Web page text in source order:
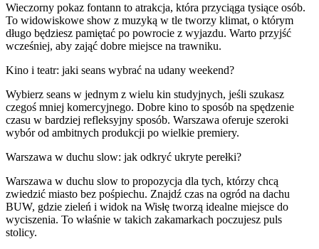
Wieczorny pokaz fontann to atrakcja, która przyciąga tysiące osób.
To widowiskowe show z muzyką w tle tworzy klimat, o którym
długo będziesz pamiętać po powrocie z wyjazdu. Warto przyjść
wcześniej, aby zająć dobre miejsce na trawniku.
Kino i teatr: jaki seans wybrać na udany weekend?
Wybierz seans w jednym z wielu kin studyjnych, jeśli szukasz
czegoś mniej komercyjnego. Dobre kino to sposób na spędzenie
czasu w bardziej refleksyjny sposób. Warszawa oferuje szeroki
wybór od ambitnych produkcji po wielkie premiery.
Warszawa w duchu slow: jak odkryć ukryte perełki?
Warszawa w duchu slow to propozycja dla tych, którzy chcą
zwiedzić miasto bez pośpiechu. Znajdź czas na ogród na dachu
BUW, gdzie zieleń i widok na Wisłę tworzą idealne miejsce do
wyciszenia. To właśnie w takich zakamarkach poczujesz puls
stolicy.